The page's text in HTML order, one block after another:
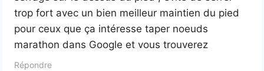
trop fort avec un bien meilleur maintien du pied
pour ceux que ça intéresse taper noeuds
marathon dans Google et vous trouverez
Répondre